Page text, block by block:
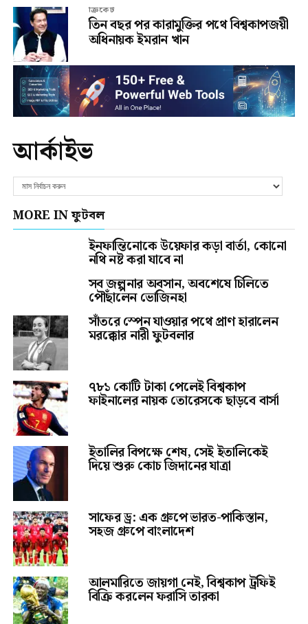
ক্রিকেট
তিন বছর পর কারামুক্তির পথে বিশ্বকাপজয়ী
অধিনায়ক ইমরান খান
আর্কাইভ
MORE IN ফুটবল
ইনফান্তিনোকে উয়েফার কড়া বার্তা, কোনো
নথি নষ্ট করা যাবে না
সব জল্পনার অবসান, অবশেষে চিলিতে
পৌঁছালেন ভোজিনহা
সাঁতরে স্পেন যাওয়ার পথে প্রাণ হারালেন
মরক্কোর নারী ফুটবলার
৭৮১ কোটি টাকা পেলেই বিশ্বকাপ
ফাইনালের নায়ক তোরেসকে ছাড়বে বার্সা
ইতালির বিপক্ষে শেষ, সেই ইতালিকেই
দিয়ে শুরু কোচ জিদানের যাত্রা
সাফের ড্র: এক গ্রুপে ভারত-পাকিস্তান,
সহজ গ্রুপে বাংলাদেশ
আলমারিতে জায়গা নেই, বিশ্বকাপ ট্রফিই
বিক্রি করলেন ফরাসি তারকা